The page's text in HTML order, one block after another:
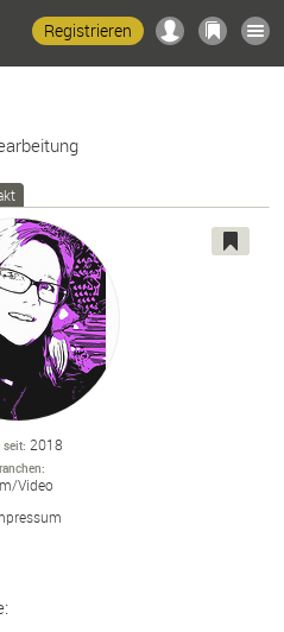
Registrieren
seit 2018
Video